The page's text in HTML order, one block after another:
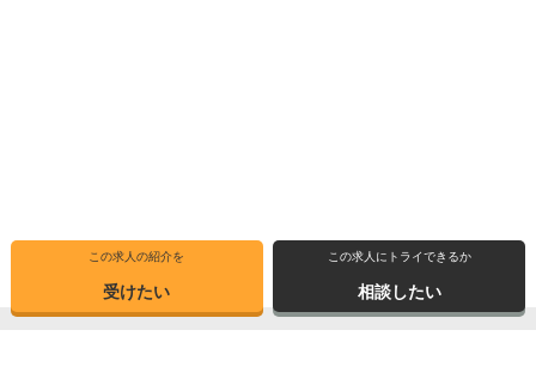
この求人の紹介を
受けたい
この求人にトライできるか
相談したい